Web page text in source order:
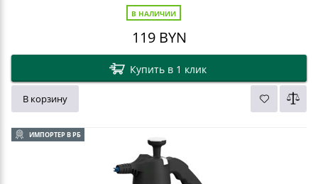
В НАЛИЧИИ
119BYN
Купить в 1 клик
В корзину
ИМПОРТЕР В РБ